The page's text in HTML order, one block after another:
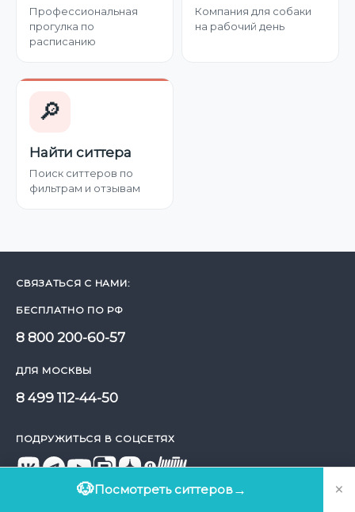
Профессиональная
прогулка по
расписанию
Компания для собаки
на рабочий день
🔎
Найти ситтера
Поиск ситтеров по
фильтрам и отзывам
СВЯЗАТЬСЯ С НАМИ:
БЕСПЛАТНО ПО РФ
8 800 200-60-57
ДЛЯ МОСКВЫ
8 499 112-44-50
ПОДРУЖИТЬСЯ В СОЦСЕТЯХ
🐶Посмотреть ситтеров→ ×